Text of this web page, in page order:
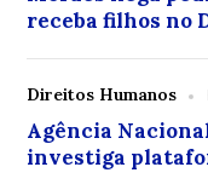
receba filhos no
Direitos Humanos
Agência
investiga